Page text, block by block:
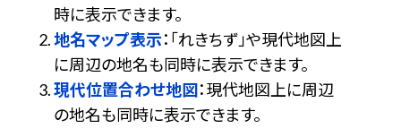
時に表示できます。
地名マップ表示：「れきちず」や現代地図上
に周辺の地名も同時に表示できます。
現代位置合わせ地図：現代地図上に周辺
の地名も同時に表示できます。